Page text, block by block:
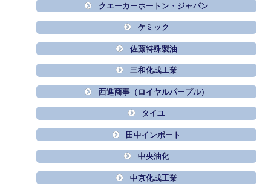
クエーカーホートン・ジャパン
ケミック
佐藤特殊製油
三和化成工業
西進商事（ロイヤルパープル）
タイユ
田中インポート
中央油化
中京化成工業